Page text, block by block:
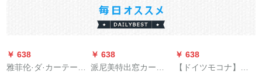
￥ 638
雅菲伦·ダ·カーテーン
￥ 638
派尼美特出窓カード
￥ 638
【ドイツモコナ】